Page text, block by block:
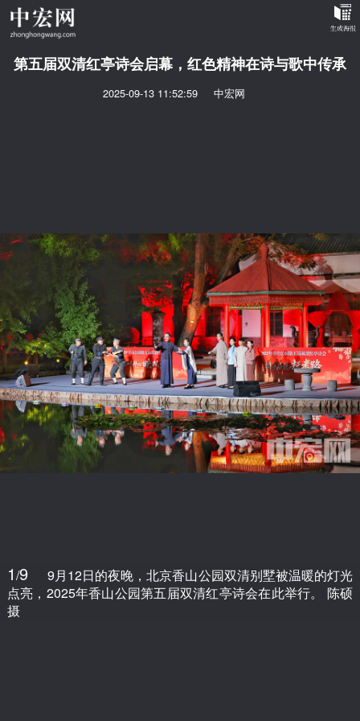
第五届双清红亭诗会启幕，红色精神在诗与歌中传承
2025-09-13 11:52:59 中宏网
1/9
9月12日的夜晚，北京香山公园双清别墅被温暖的灯光
点亮，2025年香山公园第五届双清红亭诗会在此举行。 陈硕
摄